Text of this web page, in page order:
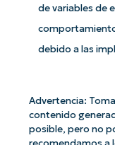
de variables de
debido a las
Advertencia:
contenido
posible, pero no
Business